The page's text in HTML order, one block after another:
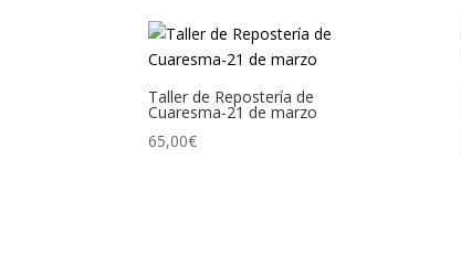
Taller de Repostería de
Cuaresma-21 de marzo
65,00€